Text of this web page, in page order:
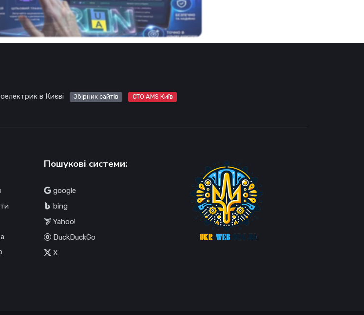
в Києві Збірник сайтів СТО AMS Київ
Пошукові системи:
google
bing
Yahoo!
DuckDuckGo
X